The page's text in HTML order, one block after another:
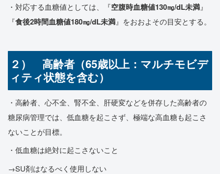
・対応する血糖値としては、『空腹時血糖値130㎎/dL未満』
『食後2時間血糖値180㎎/dL未満』をおおよその目安とする。
２） 高齢者（65歳以上：マルチモビデ
ィティ状態を含む）
・高齢者、心不全、腎不全、肝硬変などを併存した高齢者の
糖尿病管理では、低血糖を起こさず、極端な高血糖も起こさ
ないことが目標。
・低血糖は絶対に起こさないこと
→SU剤はなるべく使用しない